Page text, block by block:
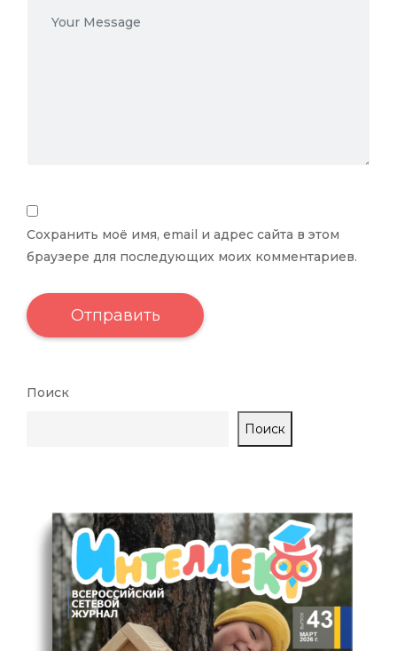
Сохранить моё имя, email и адрес сайта в этом
браузере для последующих моих комментариев.
Поиск
Поиск